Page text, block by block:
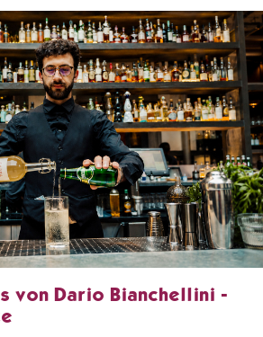
von Dario Bianchellini -